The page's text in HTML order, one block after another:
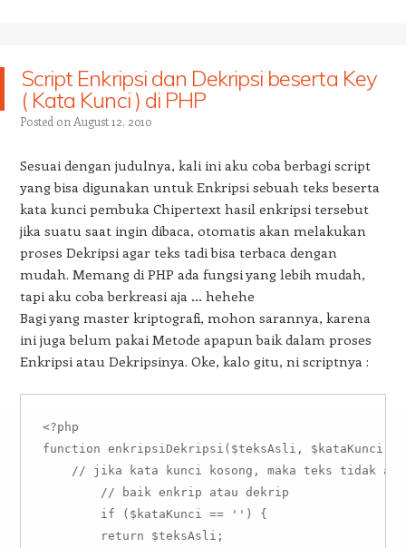
Script Enkripsi dan Dekripsi beserta Key
( Kata Kunci ) di PHP
Posted on August 12, 2010
Sesuai dengan judulnya, kali ini aku coba berbagi script
yang bisa digunakan untuk Enkripsi sebuah teks beserta
kata kunci pembuka Chipertext hasil enkripsi tersebut
jika suatu saat ingin dibaca, otomatis akan melakukan
proses Dekripsi agar teks tadi bisa terbaca dengan
mudah. Memang di PHP ada fungsi yang lebih mudah,
tapi aku coba berkreasi aja … hehehe
Bagi yang master kriptografi, mohon sarannya, karena
ini juga belum pakai Metode apapun baik dalam proses
Enkripsi atau Dekripsinya. Oke, kalo gitu, ni scriptnya :
<?php
function enkripsiDekripsi($teksAsli, $kataKunci
// jika kata kunci kosong, maka teks tidak
        return $teksAsli;